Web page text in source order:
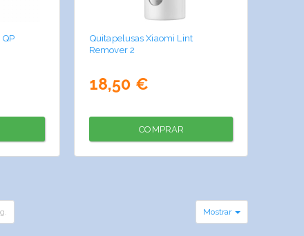
Quitapelusas Xiaomi Lint
Remover 2
18,50 €
COMPRAR
Mostrar